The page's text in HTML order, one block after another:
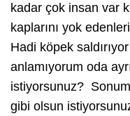
kadar çok insan var
kaplarını yok
Hadi köpek
anlamıyorum oda
istiyorsunuz?
gibi olsun